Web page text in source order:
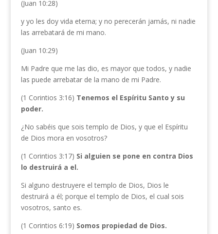
(Juan 10:28)
y yo les doy vida eterna; y no perecerán jamás, ni nadie
las arrebatará de mi mano.
(Juan 10:29)
Mi Padre que me las dio, es mayor que todos, y nadie
las puede arrebatar de la mano de mi Padre.
(1 Corintios 3:16) Tenemos el Espíritu Santo y su
poder.
¿No sabéis que sois templo de Dios, y que el Espíritu
de Dios mora en vosotros?
(1 Corintios 3:17) Si alguien se pone en contra Dios
lo destruirá a el.
Si alguno destruyere el templo de Dios, Dios le
destruirá a él; porque el templo de Dios, el cual sois
vosotros, santo es.
(1 Corintios 6:19) Somos propiedad de Dios.